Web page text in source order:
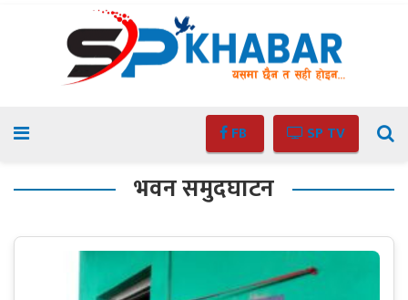
FB SP TV
भवन समुदघाटन